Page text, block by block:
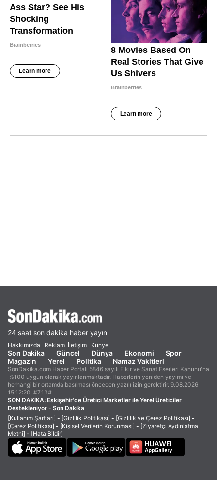
24 saat son dakika haber yayını
Hakkımızda Reklam İletişim Künye
Son Dakika Güncel Dünya Ekonomi
Spor
Magazin
Yerel Politika Namaz Vakitleri
SonDakika.com Haber Portalı 5846 sayılı Fikir ve Sanat Eserleri Kanunu'na
%100 uygun olarak yayınlanmaktadır. Haberlerin yeniden yayımı ve
herhangi bir ortamda basılması önceden yazılı izin gerektirir. 9.08.2026
15:12:20. #7.13#
SON DAKİKA: Eskişehir'de Üretici Marketler ile Yerel Üreticiler
Destekleniyor - Son Dakika
[Kullanım Şartları] - [Gizlilik Politikası] - [Gizlilik ve Çerez Politikası] -
[Çerez Politikası] - [Kişisel Verilerin Korunması] - [Ziyaretçi Aydınlatma
Metni] - [Hata Bildir]